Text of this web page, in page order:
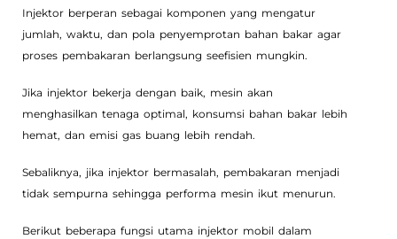
Injektor berperan sebagai komponen yang mengatur
jumlah, waktu, dan pola penyemprotan bahan bakar agar
proses pembakaran berlangsung seefisien mungkin.
Jika injektor bekerja dengan baik, mesin akan
menghasilkan tenaga optimal, konsumsi bahan bakar lebih
hemat, dan emisi gas buang lebih rendah.
Sebaliknya, jika injektor bermasalah, pembakaran menjadi
tidak sempurna sehingga performa mesin ikut menurun.
Berikut beberapa fungsi utama injektor mobil dalam